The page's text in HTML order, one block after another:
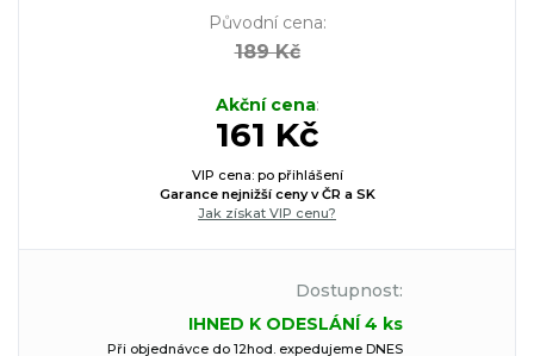
Původní cena:
189 Kč
Akční cena:
161 Kč
VIP cena: po přihlášení
Garance nejnižší ceny v ČR a SK
Jak získat VIP cenu?
Dostupnost:
IHNED K ODESLÁNÍ 4 ks
Při objednávce do 12hod. expedujeme DNES